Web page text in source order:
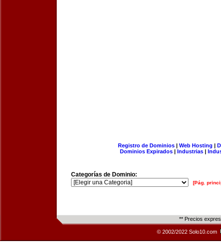
Registro de Dominios| Web Hosting |
Dominios Expirados | Industrias |
Categorías de Dominio:
[Pág.
** Precios
© 2002/2022 Solo10.com